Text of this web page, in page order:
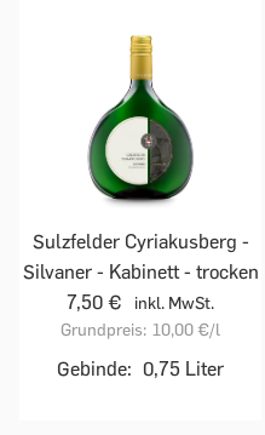
Sulzfelder Cyriakusberg -
Silvaner - Kabinett - trocken
7,50 €
inkl. MwSt.
Grundpreis: 10,00 €/l
Gebinde: 0,75 Liter